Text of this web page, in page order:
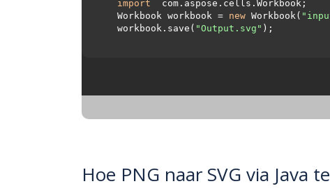
import
com.aspose.cells.Workbook;
  Workbook workbook =
new Workbook(
  workbook.save(
"Output.svg" );
Hoe PNG naar SVG via Java